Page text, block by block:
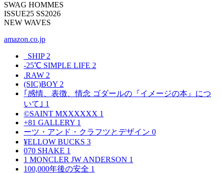
SWAG HOMMES
ISSUE25 SS2026
NEW WAVES
amazon.co.jp
_SHIP2
-25℃ SIMPLE LIFE 2
.RAW 2
(SIC)BOY 2
｢感情、表徴、情念 ゴダールの『イメージの本』につ
いて｣ 1
©SAINT MXXXXXX 1
+81 GALLERY 1
ーツ・アンド・クラフツとデザイン 0
¥ELLOW BUCKS 3
070 SHAKE 1
1 MONCLER JW ANDERSON 1
100,000年後の安全 1